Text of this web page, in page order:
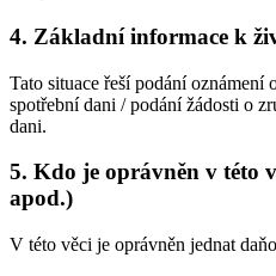
4. Základní informace k
Tato situace řeší podání oznámení
spotřební dani / podání žádosti o
dani.
5. Kdo je oprávněn v této
apod.)
V této věci je oprávněn jednat